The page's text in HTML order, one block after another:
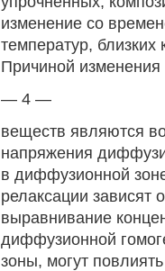
изменение со
температур,
Причиной изменения
— 4 —
веществ являются
напряжения
в диффузионной
релаксации зависят
выравнивание
диффузионной
зоны, могут